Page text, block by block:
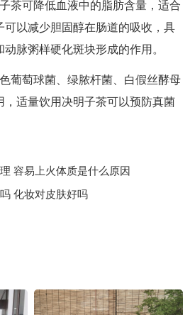
茶可降低血液中的脂肪含量，适合
可以减少胆固醇在肠道的吸收，具
脉粥样硬化斑块形成的作用。
葡萄球菌、绿脓杆菌、白假丝酵母
，适量饮用决明子茶可以预防真菌
容易上火体质是什么原因
化妆对皮肤好吗